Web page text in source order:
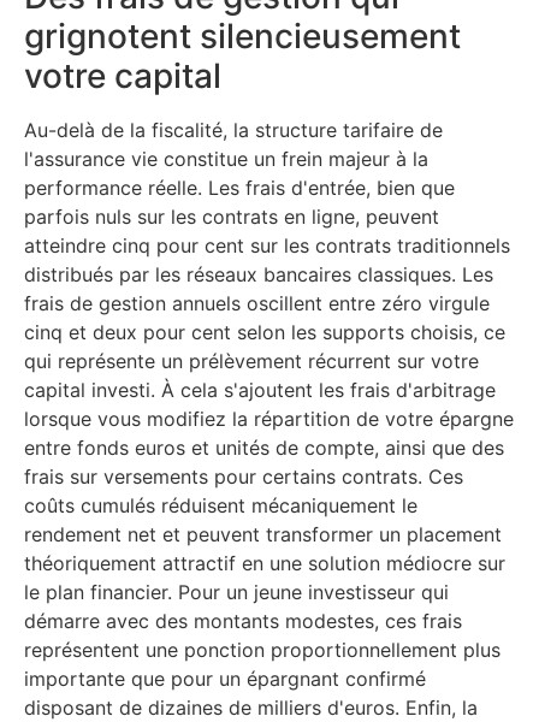
grignotent silencieusement
votre capital
Au-delà de la fiscalité, la structure tarifaire de
l'assurance vie constitue un frein majeur à la
performance réelle. Les frais d'entrée, bien que
parfois nuls sur les contrats en ligne, peuvent
atteindre cinq pour cent sur les contrats traditionnels
distribués par les réseaux bancaires classiques. Les
frais de gestion annuels oscillent entre zéro virgule
cinq et deux pour cent selon les supports choisis, ce
qui représente un prélèvement récurrent sur votre
capital investi. À cela s'ajoutent les frais d'arbitrage
lorsque vous modifiez la répartition de votre épargne
entre fonds euros et unités de compte, ainsi que des
frais sur versements pour certains contrats. Ces
coûts cumulés réduisent mécaniquement le
rendement net et peuvent transformer un placement
théoriquement attractif en une solution médiocre sur
le plan financier. Pour un jeune investisseur qui
démarre avec des montants modestes, ces frais
représentent une ponction proportionnellement plus
importante que pour un épargnant confirmé
disposant de dizaines de milliers d'euros. Enfin, la